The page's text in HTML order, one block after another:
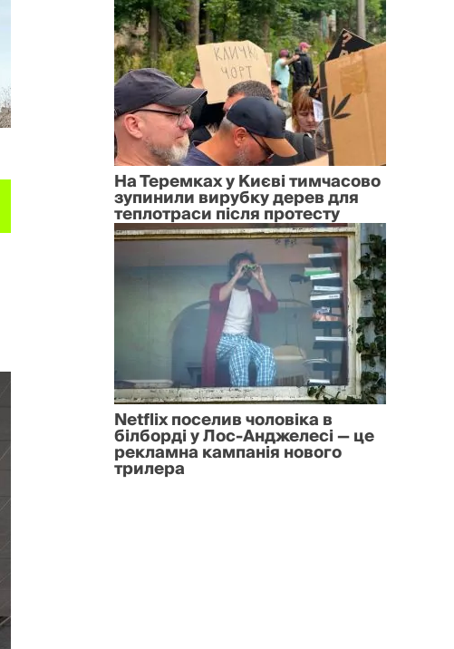
На Теремках у Києві тимчасово
зупинили вирубку дерев для
теплотраси після протесту
Netflix поселив чоловіка в
білборді у Лос-Анджелесі — це
рекламна кампанія нового
трилера